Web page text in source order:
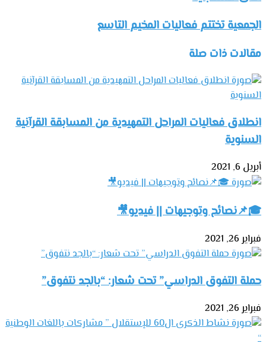
الجمعية تختتم فعاليات المخيم التاسع
مقالات ذات صلة
انطلاق فعاليات المراحل التمهيدية من المسابقة القرآنية
السنوية
أبريل 6, 2021
🎓📌نصائح وتوجيهات || فيديو🎥
فبراير 26, 2021
حملة التفوق الدراسي” تحت شعار: “بالجد نتفوق”
فبراير 26, 2021